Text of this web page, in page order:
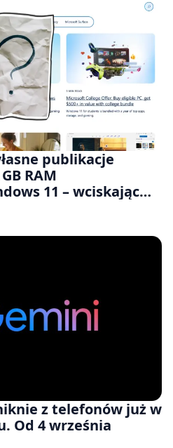
publikacje
RAM
11 – wciskając
z 8 GB RAM po
z telefonów już w
Od 4 września